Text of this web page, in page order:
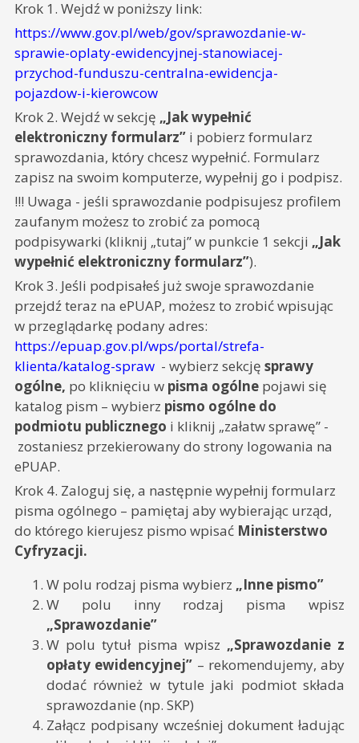
Krok 1. Wejdź w poniższy link:
https://www.gov.pl/web/gov/sprawozdanie-w-
sprawie-oplaty-ewidencyjnej-stanowiacej-
przychod-funduszu-centralna-ewidencja-
pojazdow-i-kierowcow
Krok 2. Wejdź w sekcję „Jak wypełnić
elektroniczny formularz”i pobierz formularz
sprawozdania, który chcesz wypełnić. Formularz
zapisz na swoim komputerze, wypełnij go i podpisz.
!!! Uwaga - jeśli sprawozdanie podpisujesz profilem
zaufanym możesz to zrobić za pomocą
podpisywarki (kliknij „tutaj” w punkcie 1 sekcji „Jak
wypełnić elektroniczny formularz”).
Krok 3. Jeśli podpisałeś już swoje sprawozdanie
przejdź teraz na ePUAP, możesz to zrobić wpisując
w przeglądarkę podany adres:
https://epuap.gov.pl/wps/portal/strefa-
klienta/katalog-spraw- wybierz sekcję sprawy
ogólne, po kliknięciu w pisma ogólne pojawi się
katalog pism – wybierz pismo ogólne do
podmiotu publicznego i kliknij „załatw sprawę” -
zostaniesz przekierowany do strony logowania na
ePUAP.
Krok 4. Zaloguj się, a następnie wypełnij formularz
pisma ogólnego – pamiętaj aby wybierając urząd,
do którego kierujesz pismo wpisać Ministerstwo
Cyfryzacji.
W polu rodzaj pisma wybierz „Inne pismo”
W polu inny rodzaj pisma wpisz
„Sprawozdanie”
W polu tytuł pisma wpisz „Sprawozdanie z
opłaty ewidencyjnej” – rekomendujemy, aby
dodać również w tytule jaki podmiot składa
sprawozdanie (np. SKP)
Załącz podpisany wcześniej dokument ładując